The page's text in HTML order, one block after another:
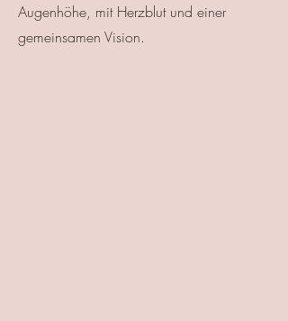
Augenhöhe, mit Herzblut und einer
gemeinsamen Vision.